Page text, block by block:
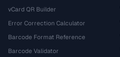
vCard QR Builder
Error Correction Calculator
Barcode Format Reference
Barcode Validator